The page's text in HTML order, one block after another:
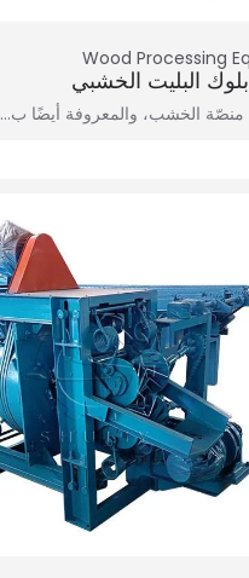
Wood Processing
البليت الخشبي
منصّة الخشب، والمعروفة أيضًا ب…